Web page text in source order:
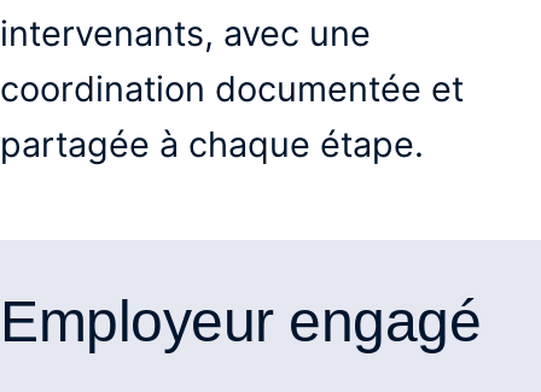
intervenants, avec une
coordination documentée et
partagée à chaque étape.
Employeur engagé